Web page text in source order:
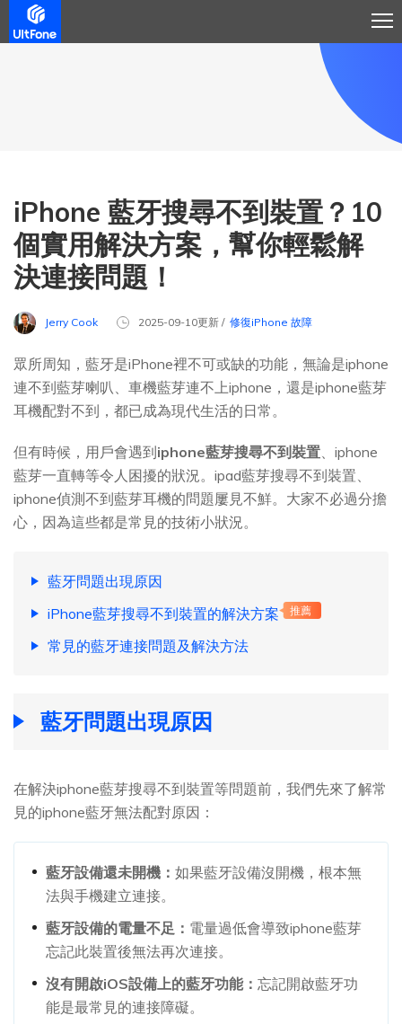
iPhone 藍牙搜尋不到裝置？10
個實用解決方案，幫你輕鬆解
決連接問題！
Jerry Cook 2025-09-10更新 / 修復iPhone 故障
眾所周知，藍牙是iPhone裡不可或缺的功能，無論是iphone
連不到藍芽喇叭、車機藍芽連不上iphone，還是iphone藍芽
耳機配對不到，都已成為現代生活的日常。
但有時候，用戶會遇到iphone藍芽搜尋不到裝置、iphone
藍芽一直轉等令人困擾的狀況。ipad藍芽搜尋不到裝置、
iphone偵測不到藍芽耳機的問題屢見不鮮。大家不必過分擔
心，因為這些都是常見的技術小狀況。
藍牙問題出現原因
iPhone藍芽搜尋不到裝置的解決方案
推薦
常見的藍牙連接問題及解決方法
藍牙問題出現原因
在解決iphone藍芽搜尋不到裝置等問題前，我們先來了解常
見的iphone藍牙無法配對原因：
藍牙設備還未開機： 如果藍牙設備沒開機，根本無
法與手機建立連接。
藍牙設備的電量不足： 電量過低會導致iphone藍芽
忘記此裝置後無法再次連接。
沒有開啟iOS設備上的藍牙功能： 忘記開啟藍牙功
能是最常見的連接障礙。